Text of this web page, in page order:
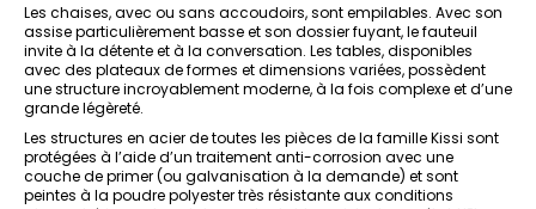
Les chaises, avec ou sans accoudoirs, sont empilables. Avec son
assise particulièrement basse et son dossier fuyant, le fauteuil
invite à la détente et à la conversation. Les tables, disponibles
avec des plateaux de formes et dimensions variées, possèdent
une structure incroyablement moderne, à la fois complexe et d’une
grande légèreté.
Les structures en acier de toutes les pièces de la famille Kissi sont
protégées à l’aide d’un traitement anti-corrosion avec une
couche de primer (ou galvanisation à la demande) et sont
peintes à la poudre polyester très résistante aux conditions